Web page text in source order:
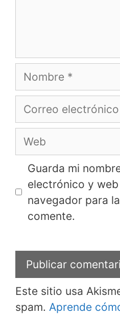
Nombre
Correo
Web
Guarda mi
electrónico y
navegador para
comente.
Este sitio usa
spam. Aprende